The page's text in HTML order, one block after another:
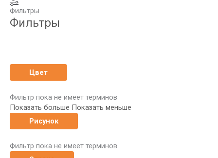
Фильтры
Фильтры
Цвет
Фильтр пока не имеет терминов
Показать больше Показать меньше
Рисунок
Фильтр пока не имеет терминов